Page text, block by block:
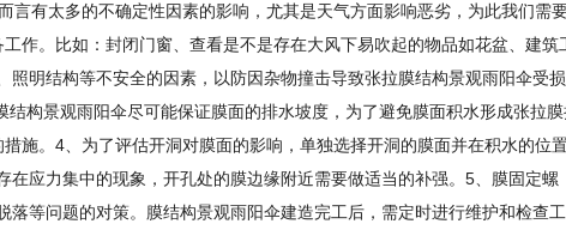
言有太多的不确定性因素的影响，尤其是天气方面影响恶劣，为此我们需
作。比如：封闭门窗、查看是不是存在大风下易吹起的物品如花盆、建筑
照明结构等不安全的因素，以防因杂物撞击导致张拉膜结构景观雨阳伞受损
结构景观雨阳伞尽可能保证膜面的排水坡度，为了避免膜面积水形成张拉膜
施。4、为了评估开洞对膜面的影响，单独选择开洞的膜面并在积水的位
应力集中的现象，开孔处的膜边缘附近需要做适当的补强。5、膜固定螺
等问题的对策。 膜结构景观雨阳伞建造完工后，需定时进行维护和检查工